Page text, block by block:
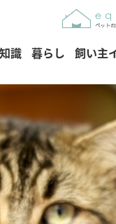
識 暮らし 飼い主